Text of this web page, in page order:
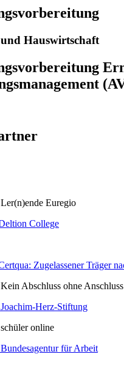
Hauswirtschaft